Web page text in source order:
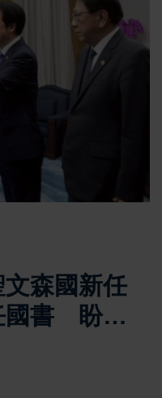
森國新任
國書 盼深
共榮